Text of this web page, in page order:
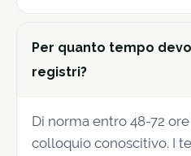
Per quanto tempo
registri?
Di norma entro 48-72
colloquio conoscitivo. I